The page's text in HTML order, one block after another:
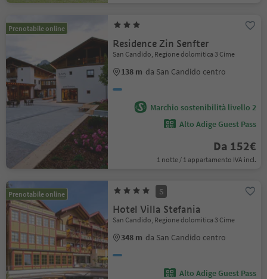
Prenotabile online
Residence Zin Senfter
San Candido, Regione dolomitica 3 Cime
138 m da San Candido centro
Marchio sostenibilità livello 2
Alto Adige Guest Pass
Da 152€
1 notte / 1 appartamento IVA incl.
Prenotabile online S
Hotel Villa Stefania
San Candido, Regione dolomitica 3 Cime
348 m da San Candido centro
Alto Adige Guest Pass